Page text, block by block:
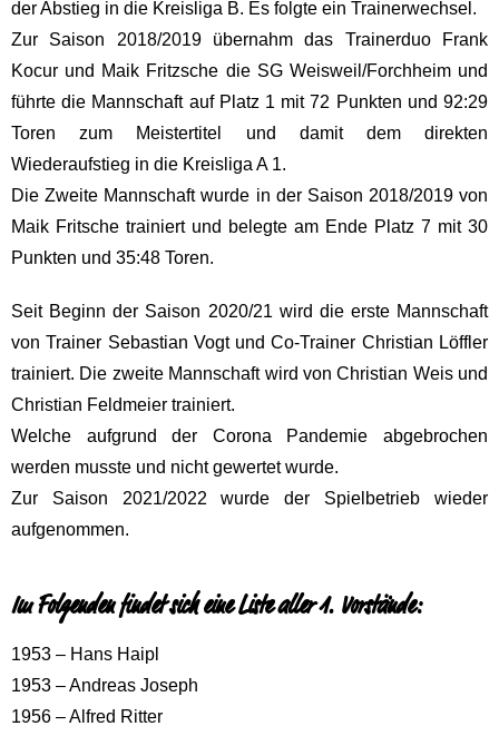
der Abstieg in die Kreisliga B. Es folgte ein Trainerwechsel.
Zur Saison 2018/2019 übernahm das Trainerduo Frank
Kocur und Maik Fritzsche die SG Weisweil/Forchheim und
führte die Mannschaft auf Platz 1 mit 72 Punkten und 92:29
Toren zum Meistertitel und damit dem direkten
Wiederaufstieg in die Kreisliga A 1.
Die Zweite Mannschaft wurde in der Saison 2018/2019 von
Maik Fritsche trainiert und belegte am Ende Platz 7 mit 30
Punkten und 35:48 Toren.
Seit Beginn der Saison 2020/21 wird die erste Mannschaft
von Trainer Sebastian Vogt und Co-Trainer Christian Löffler
trainiert. Die zweite Mannschaft wird von Christian Weis und
Christian Feldmeier trainiert.
Welche aufgrund der Corona Pandemie abgebrochen
werden musste und nicht gewertet wurde.
Zur Saison 2021/2022 wurde der Spielbetrieb wieder
aufgenommen.
Im Folgenden findet sich eine Liste aller 1. Vorstände:
1953 – Hans Haipl
1953 – Andreas Joseph
1956 – Alfred Ritter